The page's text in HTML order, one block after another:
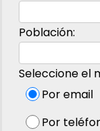
Población:
Seleccione el
Por email
Por